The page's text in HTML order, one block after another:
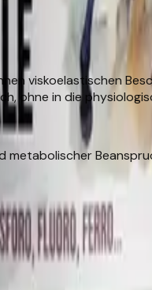
viskoelastischen
ohne in die